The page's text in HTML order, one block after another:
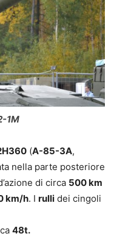
1M
(A-85-3A,
nella parte posteriore
di circa 500 km
km/h. I rulli dei cingoli
48t.